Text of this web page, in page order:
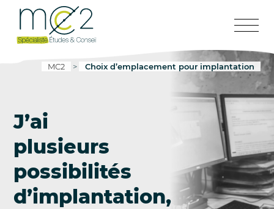
MC2 > Choix d’emplacement pour implantation
J’ai
plusieurs
possibilités
d’implantation,